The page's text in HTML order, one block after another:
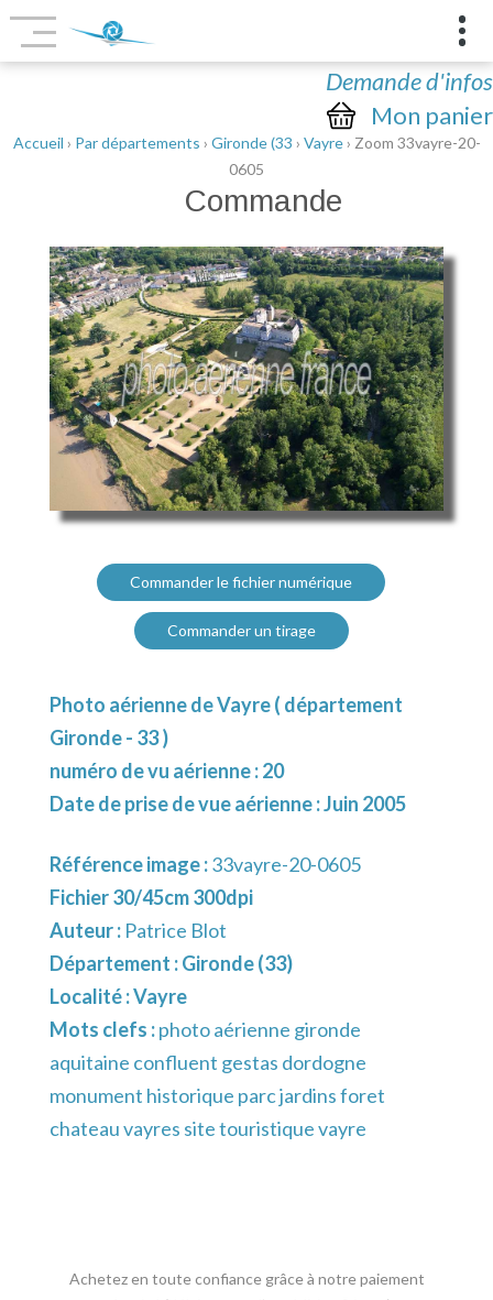
Demande d'infos
Mon panier
Accueil › Par départements › Gironde (33 › Vayre› Zoom 33vayre-20-
0605
Commande
Commander le fichier numérique
Commander un tirage
Photo aérienne de Vayre ( département
Gironde - 33 )
numéro de vu aérienne : 20
Date de prise de vue aérienne : Juin 2005
Référence image :33vayre-20-0605
Fichier 30/45cm 300dpi
Auteur : Patrice Blot
Département :Gironde (33)
Localité :Vayre
Mots clefs :photo aérienne gironde
aquitaine confluent gestas dordogne
monument historique parc jardins foret
chateau vayres site touristique vayre
Achetez en toute confiance grâce à notre paiement